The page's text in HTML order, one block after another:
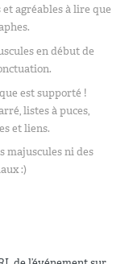
agréables à lire que
en début de
est supporté !
listes à puces,
et liens.
majuscules ni des
:)